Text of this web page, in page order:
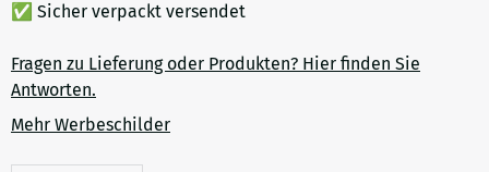
✅ Sicher verpackt versendet
Fragen zu Lieferung oder Produkten? Hier finden Sie
Antworten.
Mehr Werbeschilder